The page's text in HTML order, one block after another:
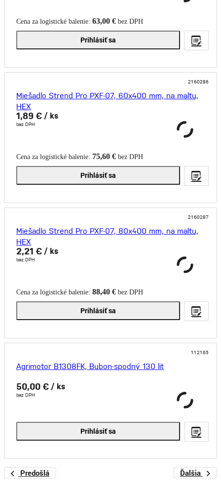
Cena za logistické balenie: 63,00 € bez DPH
Prihlásiť sa
2160286
Miešadlo Strend Pro PXF-07, 60x400 mm, na maltu,
HEX
1,89 € / ks
bez DPH
Cena za logistické balenie: 75,60 € bez DPH
Prihlásiť sa
2160287
Miešadlo Strend Pro PXF-07, 80x400 mm, na maltu,
HEX
2,21 € / ks
bez DPH
Cena za logistické balenie: 88,40 € bez DPH
Prihlásiť sa
112165
Agrimotor B1308FK, Bubon-spodný 130 lit
50,00 € / ks
bez DPH
Prihlásiť sa
Predošlá Ďalšia